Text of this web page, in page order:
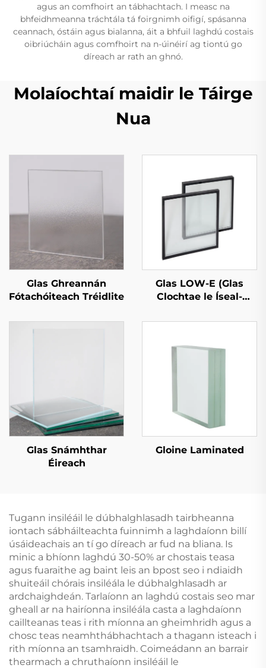
agus an comfhoirt an tábhachtach. I measc na
bhfeidhmeanna tráchtála tá foirgnimh oifigí, spásanna
ceannach, óstáin agus bialanna, áit a bhfuil laghdú costais
oibriúcháin agus comfhoirt na n-úinéirí ag tiontú go
díreach ar rath an ghnó.
Molaíochtaí maidir le Táirge
Nua
Glas Ghreannán
Fótachóiteach Tréidlite
Glas LOW-E (Glas
Clochtae le Íseal-
Glas Snámhthar
Éireach
Gloine Laminated
Tugann insiléáil le dúbhalghlasadh tairbheanna
iontach sábháilteachta fuinnimh a laghdaíonn billí
úsáideachais an tí go díreach ar fud na bliana. Is
minic a bhíonn laghdú 30-50% ar chostais teasa
agus fuaraithe ag baint leis an bpost seo i ndiaidh
shuiteáil chórais insiléála le dúbhalghlasadh ar
ardchaighdeán. Tarlaíonn an laghdú costais seo mar
gheall ar na hairíonna insiléála casta a laghdaíonn
caillteanas teas i rith míonna an gheimhridh agus a
chosc teas neamhthábhachtach a thagann isteach i
rith míonna an tsamhraidh. Coimeádann an barrair
thearmach a chruthaíonn insiléáil le